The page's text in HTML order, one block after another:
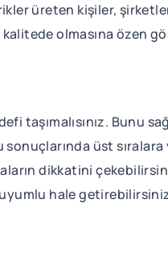
üreten kişiler,
olmasına özen
taşımalısınız. Bunu
üst
dikkatini
hale